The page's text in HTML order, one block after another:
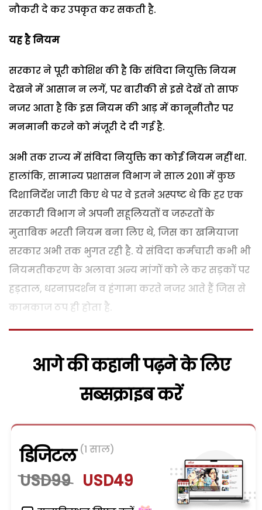
नौकरी दे कर उपकृत कर सकती है.
यह है नियम
सरकार ने पूरी कोशिश की है कि संविदा नियुक्ति नियम
देखने में आसान न लगें, पर बारीकी से इसे देखें तो साफ
नजर आता है कि इस नियम की आड़ में कानूनीतौर पर
मनमानी करने को मंजूरी दे दी गई है.
अभी तक राज्य में संविदा नियुक्ति का कोई नियम नहीं था.
हालांकि, सामान्य प्रशासन विभाग ने साल 2011 में कुछ
दिशानिर्देश जारी किए थे पर वे इतने अस्पष्ट थे कि हर एक
सरकारी विभाग ने अपनी सहूलियतों व जरूरतों के
मुताबिक भरती नियम बना लिए थे, जिस का खमियाजा
सरकार अभी तक भुगत रही है. ये संविदा कर्मचारी कभी भी
नियमतीकरण के अलावा अन्य मांगों को ले कर सड़कों पर
हड़ताल, धरनाप्रदर्शन व हंगामा करते नजर आते हैं जिस से
कामकाज ठप ही होता है.
आगे की कहानी पढ़ने के लिए
सब्सक्राइब करें
डिजिटल (1 साल)
USD99 USD49